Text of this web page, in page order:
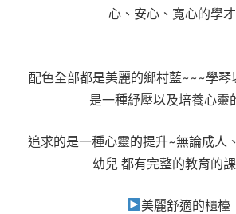
心、安心、寬心的學
配色全部都是美麗的鄉村藍~~~學琴
是一種紓壓以及培養心靈
追求的是一種心靈的提升~無論成人
幼兒 都有完整的教育的
美麗舒適的櫃檯